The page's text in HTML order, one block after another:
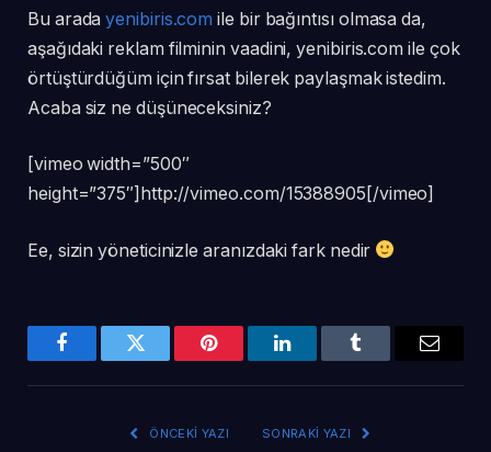
Bu aradayenibiris.com ile bir bağıntısı olmasa da,
aşağıdaki reklam filminin vaadini, yenibiris.com ile çok
örtüştürdüğüm için fırsat bilerek paylaşmak istedim.
Acaba siz ne düşüneceksiniz?
[vimeo width=”500″
height=”375″]http://vimeo.com/15388905[/vimeo]
Ee, sizin yöneticinizle aranızdaki fark nedir
FacebookTwitter Pinterest LinkedInTumblr Email
ÖNCEKI YAZI SONRAKI YAZI